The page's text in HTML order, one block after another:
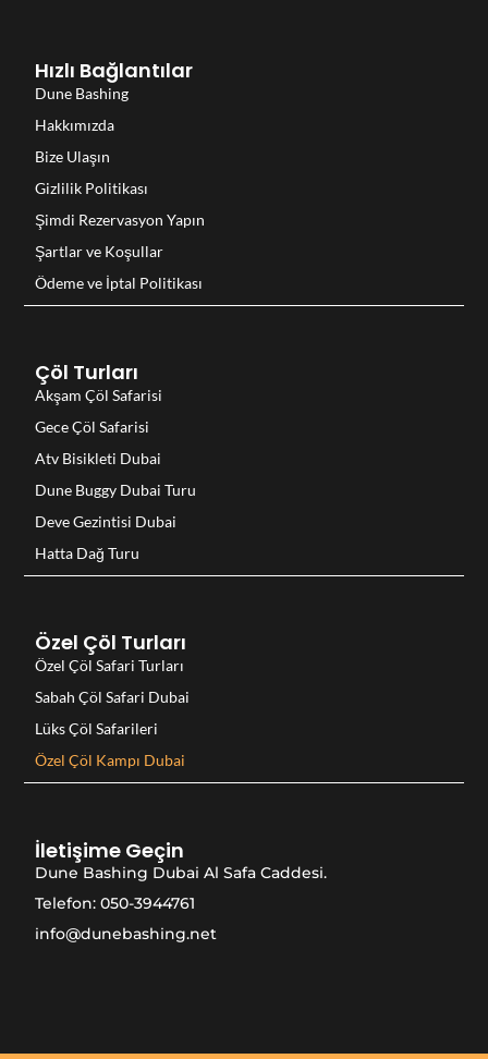
Hızlı Bağlantılar
Dune Bashing
Hakkımızda
Bize Ulaşın
Gizlilik Politikası
Şimdi Rezervasyon Yapın
Şartlar ve Koşullar
Ödeme ve İptal Politikası
Çöl Turları
Akşam Çöl Safarisi
Gece Çöl Safarisi
Atv Bisikleti Dubai
Dune Buggy Dubai Turu
Deve Gezintisi Dubai
Hatta Dağ Turu
Özel Çöl Turları
Özel Çöl Safari Turları
Sabah Çöl Safari Dubai
Lüks Çöl Safarileri
Özel Çöl Kampı Dubai
İletişime Geçin
Dune Bashing Dubai Al Safa Caddesi.
Telefon: 050-3944761
info@dunebashing.net